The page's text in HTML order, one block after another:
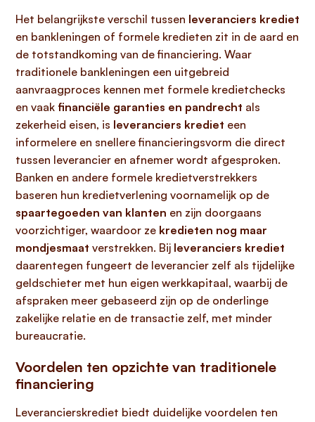
Het belangrijkste verschil tussen leveranciers krediet
en bankleningen of formele kredieten zit in de aard en
de totstandkoming van de financiering. Waar
traditionele bankleningen een uitgebreid
aanvraagproces kennen met formele kredietchecks
en vaak financiële garanties en pandrecht als
zekerheid eisen, is leveranciers krediet een
informelere en snellere financieringsvorm die direct
tussen leverancier en afnemer wordt afgesproken.
Banken en andere formele kredietverstrekkers
baseren hun kredietverlening voornamelijk op de
spaartegoeden van klanten en zijn doorgaans
voorzichtiger, waardoor ze kredieten nog maar
mondjesmaat verstrekken. Bij leveranciers krediet
daarentegen fungeert de leverancier zelf als tijdelijke
geldschieter met hun eigen werkkapitaal, waarbij de
afspraken meer gebaseerd zijn op de onderlinge
zakelijke relatie en de transactie zelf, met minder
bureaucratie.
Voordelen ten opzichte van traditionele
financiering
Leverancierskrediet biedt duidelijke voordelen ten